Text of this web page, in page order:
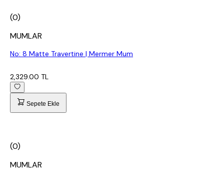
(0)
MUMLAR
No: 8 Matte Travertine | Mermer Mum
2,329.00 TL
Sepete Ekle
(0)
MUMLAR